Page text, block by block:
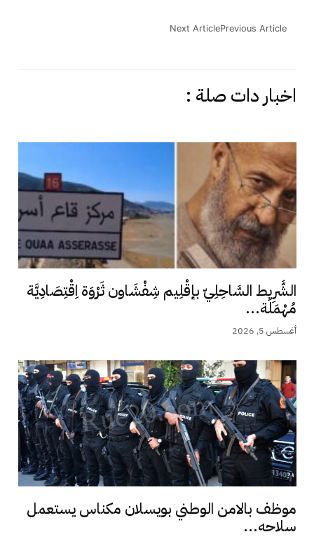
Previous Article
Next Article
اخبار دات صلة :
الشَّرِيط السَّاحِلِيّ بإقْلِيم شِفْشَاون ثَرْوَة اِقْتِصَادِيَّة
مُهْمَلَة...
أغسطس 5, 2026
موظف بالامن الوطني بويسلان مكناس يستعمل
سلاحه...